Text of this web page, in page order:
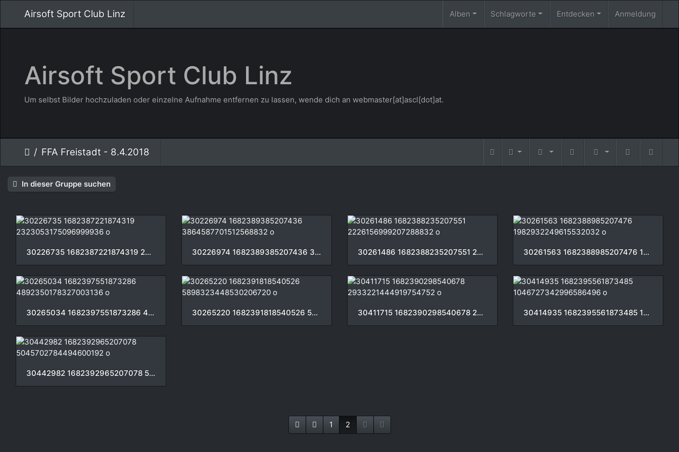
Airsoft Sport Club Linz Alben Schlagworte Entdecken Anmeldung
Airsoft Sport Club Linz
Um selbst Bilder hochzuladen oder einzelne Aufnahme entfernen zu lassen, wende dich an webmaster[at]ascl[dot]at.
FFA Freistadt - 8.4.2018
In dieser Gruppe suchen
30226735 1682387221874319 2323053175096999936 o 30226974 1682389385207436 3864587701512568832 o 30261486 1682388235207551 2226156999207288832 o 30261563 1682388985207476 1982932249615532032 o
30265034 1682397551873286 4892350178327003136 o 30265220 1682391818540526 5898323448530206720 o 30411715 1682390298540678 2933221444919754752 o 30414935 1682395561873485 1046727342996586496 o
30442982 1682392965207078 5045702784494600192 o
1 2